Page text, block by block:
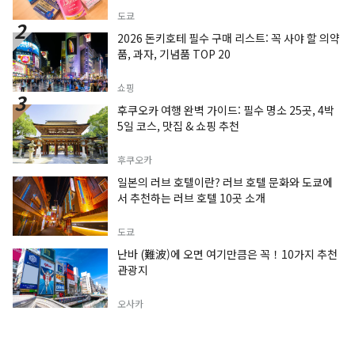
도쿄
2026 돈키호테 필수 구매 리스트: 꼭 사야 할 의약
품, 과자, 기념품 TOP 20
쇼핑
후쿠오카 여행 완벽 가이드: 필수 명소 25곳, 4박
5일 코스, 맛집 & 쇼핑 추천
후쿠오카
일본의 러브 호텔이란? 러브 호텔 문화와 도쿄에
서 추천하는 러브 호텔 10곳 소개
도쿄
난바 (難波)에 오면 여기만큼은 꼭！10가지 추천
관광지
오사카